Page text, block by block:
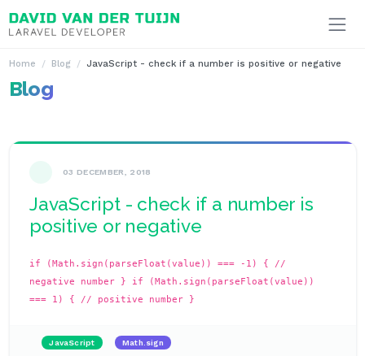
Ga naar inhoud
Home Blog JavaScript - check if a number is positive or negative
Blog
03 DECEMBER, 2018
JavaScript - check if a number is
positive or negative
if (Math.sign(parseFloat(value)) === -1) { //
negative number } if (Math.sign(parseFloat(value))
=== 1) { // positive number }
JavaScript Math.sign